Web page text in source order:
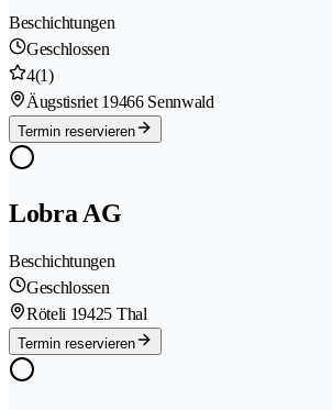
Beschichtungen
Geschlossen
4(1)
Äugstisriet 19466 Sennwald
Termin reservieren
Lobra AG
Beschichtungen
Geschlossen
Röteli 19425 Thal
Termin reservieren